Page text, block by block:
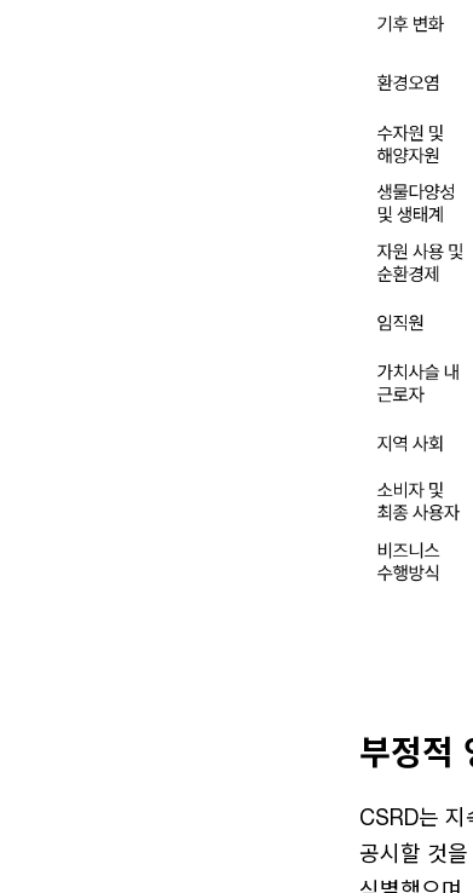
부정적
CSRD는 지
공시할 것